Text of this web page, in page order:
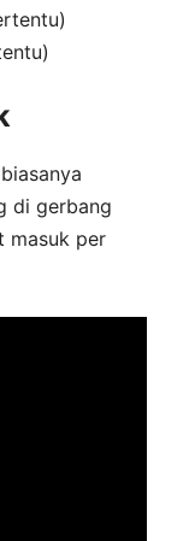
di gerbang
masuk per